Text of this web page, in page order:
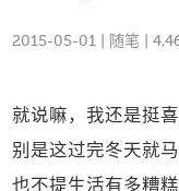
2015-05-01 随笔 |
就说嘛，我还是挺
别是这过完冬天就
也不提生活有多糟